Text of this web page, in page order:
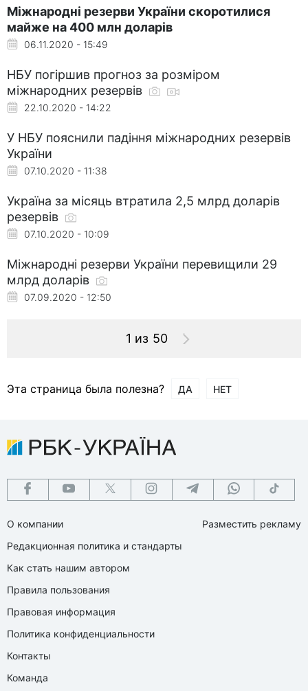
Міжнародні резерви України скоротилися
майже на 400 млн доларів
06.11.2020 - 15:49
НБУ погіршив прогноз за розміром
міжнародних резервів
22.10.2020 - 14:22
У НБУ пояснили падіння міжнародних резервів
України
07.10.2020 - 11:38
Україна за місяць втратила 2,5 млрд доларів
резервів
07.10.2020 - 10:09
Міжнародні резерви України перевищили 29
млрд доларів
07.09.2020 - 12:50
1 из 50
Эта страница была полезна? ДА НЕТ
О компании
Редакционная политика и стандарты
Как стать нашим автором
Правила пользования
Правовая информация
Политика конфиденциальности
Контакты
Команда
Разместить рекламу